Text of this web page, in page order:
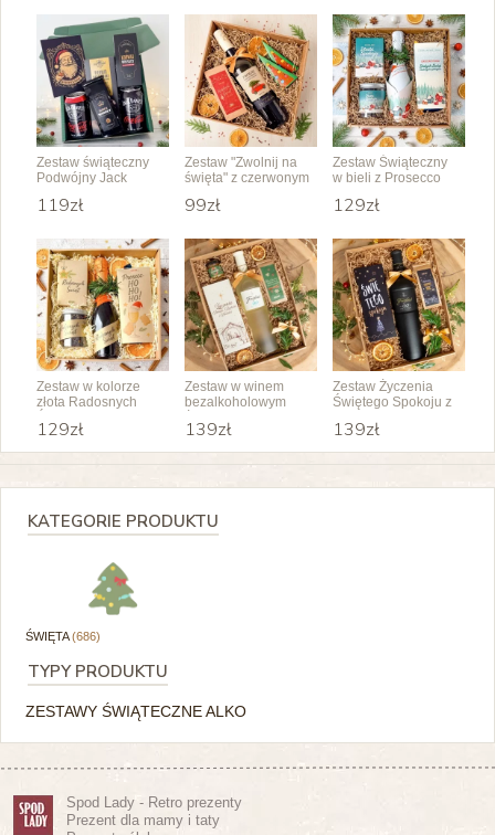
Zestaw świąteczny
Podwójny Jack
119zł
Zestaw "Zwolnij na
święta" z czerwonym
99zł
Zestaw Świąteczny
w bieli z Prosecco
129zł
Zestaw w kolorze
złota Radosnych
129zł
Zestaw w winem
bezalkoholowym
Radości i Nadziei
139zł
Zestaw Życzenia
Świętego Spokoju z
bezalkoholowym
139zł
KATEGORIE PRODUKTU
ŚWIĘTA(686)
TYPY PRODUKTU
ZESTAWY ŚWIĄTECZNE ALKO
Spod Lady - Retro prezenty
Prezent dla mamy i taty